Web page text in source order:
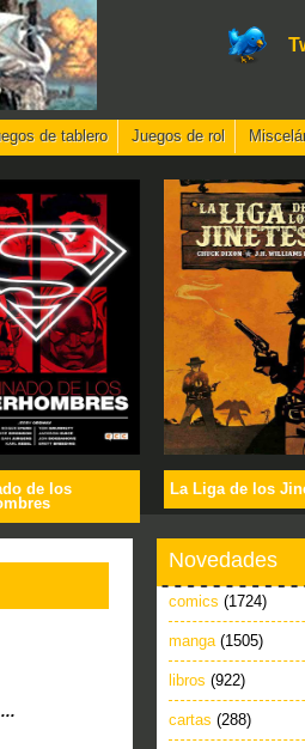
de tablero Juegos de rol
de los
La Liga de los
Novedades
comics (1724)
manga (1505)
libros (922)
cartas (288)